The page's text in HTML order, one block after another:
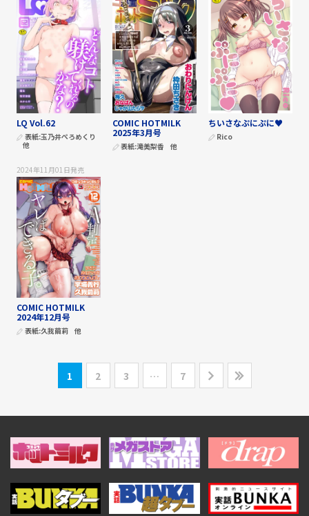
LQ Vol.62
表紙:玉乃井ぺろめくり
他
COMIC HOTMILK
2025年3月号
表紙:滝美梨香 他
ちいさなぷにぷに♥
Rico
2024年11月01日発売
COMIC HOTMILK
2024年12月号
表紙:久我繭莉 他
1 2 3 … 7